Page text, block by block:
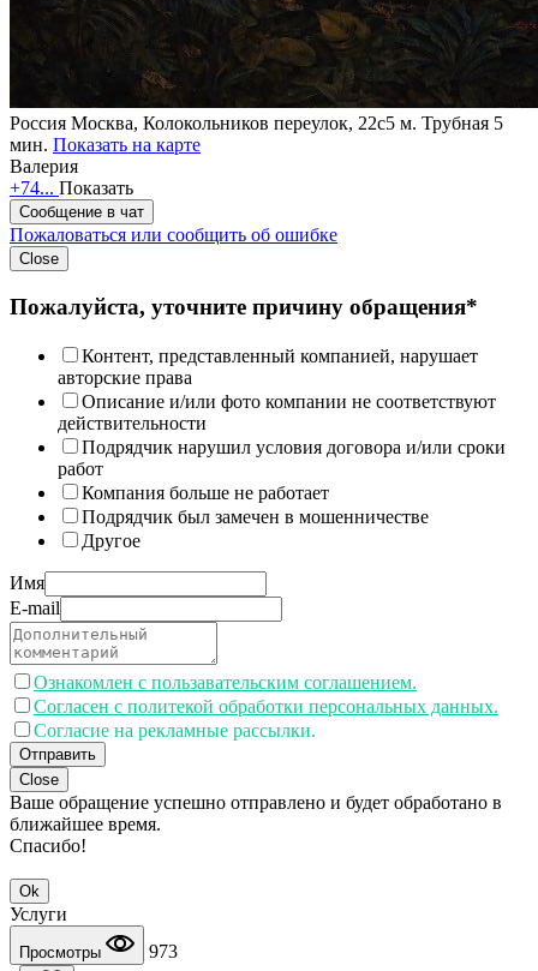
Россия Москва, Колокольников переулок, 22с5 м. Трубная 5
мин. Показать на карте
Валерия
+74... Показать
Сообщение в чат
Пожаловаться или сообщить об ошибке
Close
Пожалуйста, уточните причину обращения*
Контент, представленный компанией, нарушает
авторские права
Описание и/или фото компании не соответствуют
действительности
Подрядчик нарушил условия договора и/или сроки
работ
Компания больше не работает
Подрядчик был замечен в мошенничестве
Другое
Имя
E-mail
Ознакомлен с пользавательским соглашением.
Согласен с политекой обработки персональных данных.
Согласие на рекламные рассылки.
Отправить
Close
Ваше обращение успешно отправлено и будет обработано в
ближайшее время.
Спасибо!
Ok
Услуги
Просмотры 973